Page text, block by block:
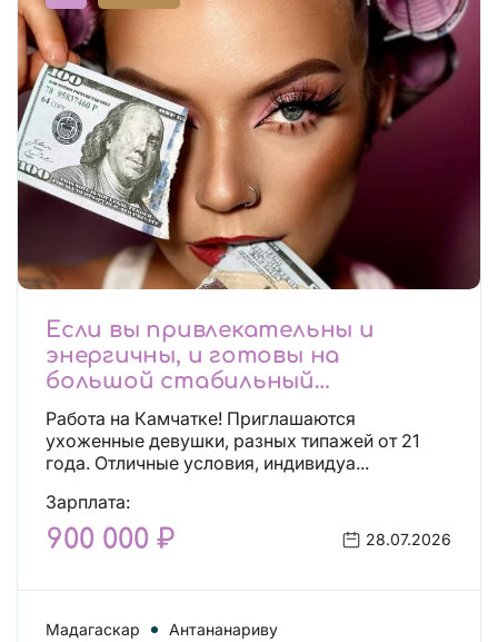
Если вы привлекательны и
энергичны, и готовы на
большой стабильный
заработок, тогда вы уже нашли,
что искали!
Работа на Камчатке! Приглашаются
ухоженные девушки, разных типажей от 21
года. Отличные условия, индивидуа...
Зарплата:
900 000 ₽ 28.07.2026
Мадагаскар Антананариву